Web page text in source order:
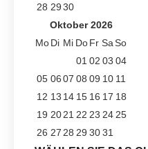
28 2930
Oktober 2026
MoDi Mi DoFr SaSo
01 02 03 04
05 0607 08 09 10 11
12 13 14 15 16 17 18
19 2021 22 23 24 25
26 27 28 29 3031